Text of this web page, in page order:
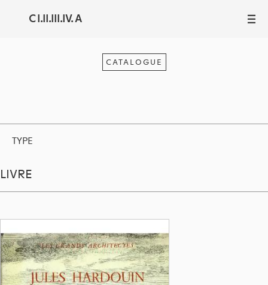
C I.II.III.IV. A III
CATALOGUE
TYPE
LIVRE